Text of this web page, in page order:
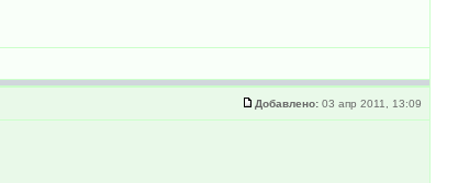
Добавлено: 03 апр 2011, 13:09